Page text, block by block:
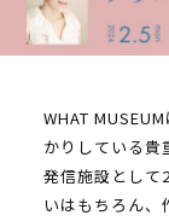
WHAT
かりしている貴
発信施設として
いはもちろん、